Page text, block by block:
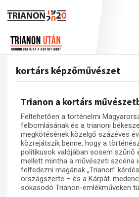
interpretációk
A békerendszer
Utókor és
Blog
Adatbázis
Emlékművek
Menekültek
Visszhang
Publikációk
Kapcsolat
Trianon-
kortárs képzőművészet
Trianon a kortárs
Feltehetően a történelmi
felbomlásának és a trianoni
megkötésének közelgő százéves
közrejátszik benne, hogy a
politikusok valójában sosem szűnő
mellett mintha a művészeti szcéna
felfedezni magának „Trianon”
országszerte – és a Kárpát-
sokasodó Trianon-emlékműveken